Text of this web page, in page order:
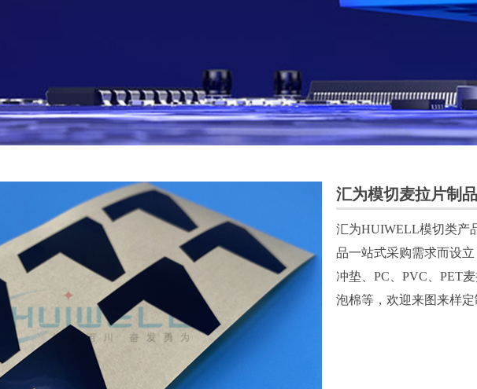
汇为模切麦拉片制
汇为HUIWELL模切类产
品一站式采购需求而设
冲垫、PC、PVC、PET
泡棉等，欢迎来图来样